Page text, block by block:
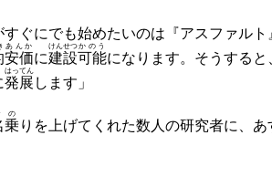
すぐにでも始めたいのは『アスファル
安価
あんか
に建設
けんせつ
可能
かのう
になります。そうすると
発展
はってん
します」
乗
の
りを上げてくれた数人の研究者に、